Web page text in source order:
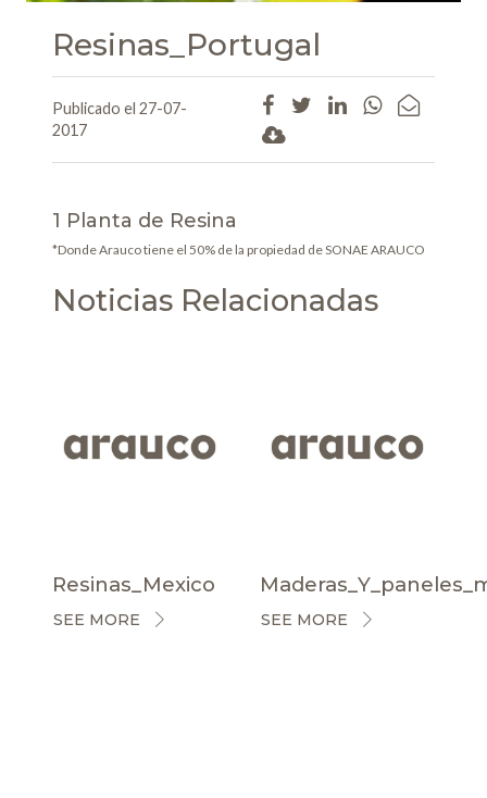
Resinas_Portugal
Publicado el 27-07-
2017
1 Planta de Resina
*Donde Arauco tiene el 50% de la propiedad de SONAE ARAUCO
Noticias Relacionadas
Resinas_Mexico
SEE MORE SEE MORE